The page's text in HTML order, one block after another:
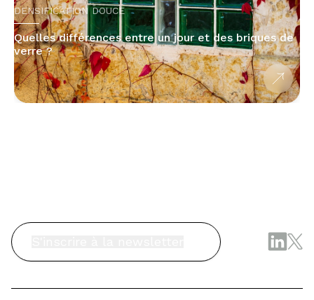
DENSIFICATION DOUCE
Quelles différences entre un jour et des briques de
verre ?